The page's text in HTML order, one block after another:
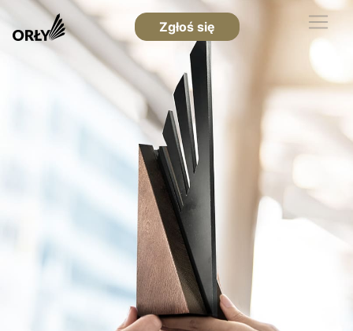
Zgłoś się